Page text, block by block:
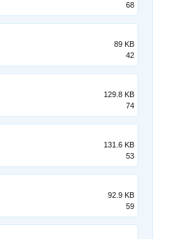
68
89 KB
42
129.8 KB
74
131.6 KB
53
92.9 KB
59